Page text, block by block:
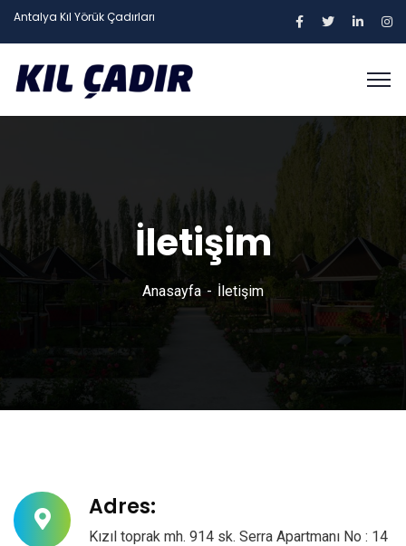
Antalya Kıl Yörük Çadırları
İletişim
Anasayfa İletişim
Adres:
Kızıl toprak mh. 914 sk. Serra Apartmanı No : 14